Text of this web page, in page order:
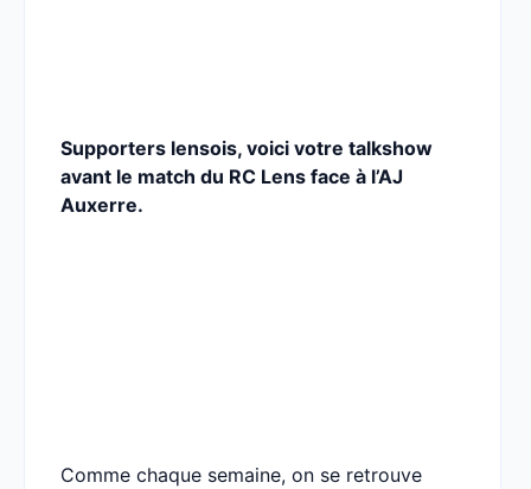
Supporters lensois, voici votre talkshow
avant le match du RC Lens face à l’AJ
Auxerre.
Comme chaque semaine, on se retrouve